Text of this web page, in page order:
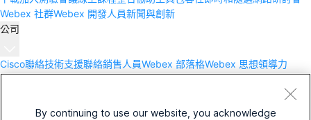
Webex 社群Webex 開發人員新聞與創新
公司
Cisco聯絡技術支援聯絡銷售人員Webex 部落格Webex 思想領導力
By continuing to use our website, you acknowledge